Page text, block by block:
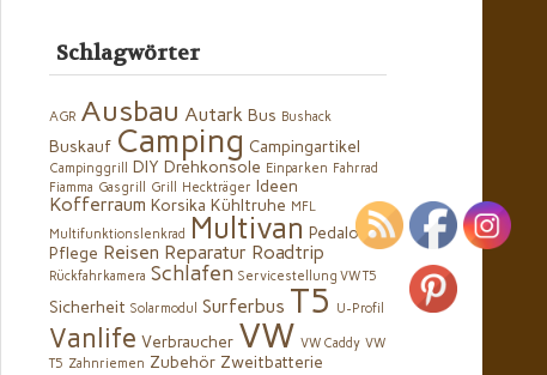
Schlagwörter
AGR Ausbau Autark Bus Bushack
Buskauf Camping Campingartikel
Campinggrill DIY Drehkonsole Einparken Fahrrad
Fiamma Gasgrill Grill Heckträger Ideen
Kofferraum Korsika Kühltruhe MFL
Multifunktionslenkrad
Multivan Pedaloc
Pflege Reisen Reparatur Roadtrip
Rückfahrkamera Schlafen Servicestellung VW T5
Sicherheit Solarmodul Surferbus T5 U-Profil
Vanlife Verbraucher VW VW Caddy VW
T5 Zahnriemen Zubehör Zweitbatterie